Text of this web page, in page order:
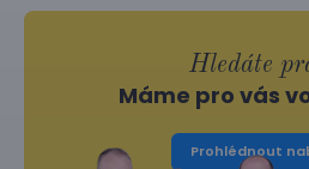
Hledáte
Máme pro vás
Prohlédnout